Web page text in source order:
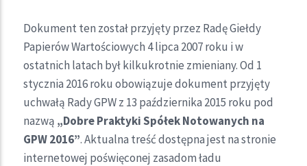
Dokument ten został przyjęty przez Radę Giełdy
Papierów Wartościowych 4 lipca 2007 roku i w
ostatnich latach był kilkukrotnie zmieniany. Od 1
stycznia 2016 roku obowiązuje dokument przyjęty
uchwałą Rady GPW z 13 października 2015 roku pod
nazwą „Dobre Praktyki Spółek Notowanych na
GPW 2016”. Aktualna treść dostępna jest na stronie
internetowej poświęconej zasadom ładu